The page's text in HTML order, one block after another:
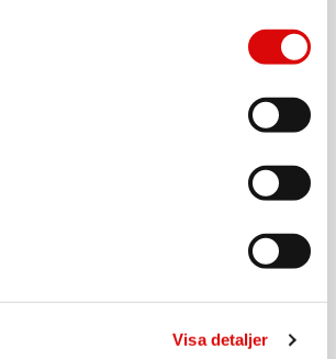
Visa detaljer
Rek: 399,00 kr
Köksvåg Bamboo Uppladdningsbar, 5 kg
Rek: 399,00 kr